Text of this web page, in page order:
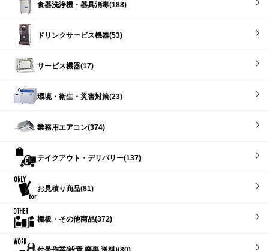
食器洗浄機・器具消毒(188)
ドリンクサービス機器(53)
サービス機器(17)
環境・衛生・災害対策(23)
業務用エアコン(374)
テイクアウト・デリバリー(137)
お見積り商品(81)
棚板・その他商品(372)